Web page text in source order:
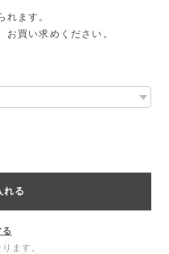
ます。
買い求めください。
れる
ます。